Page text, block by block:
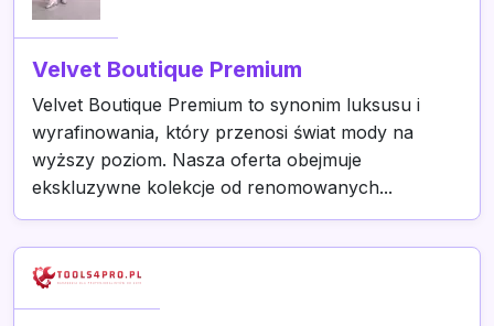
Velvet Boutique Premium
Velvet Boutique Premium to synonim luksusu i
wyrafinowania, który przenosi świat mody na
wyższy poziom. Nasza oferta obejmuje
ekskluzywne kolekcje od renomowanych...